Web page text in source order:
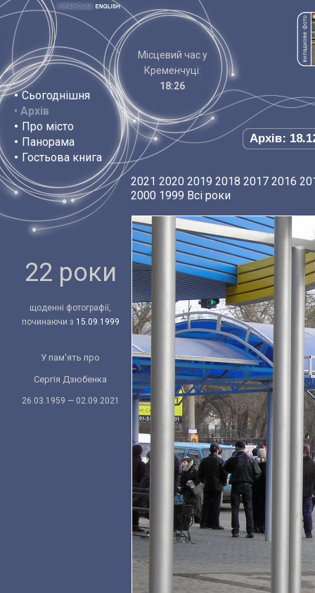
• Сьогоднішня
• Архів
• Про місто
• Панорама
• Гостьова книга
Місцевий час у
Кременчуці:
18:26
Архів:
22 роки
щоденні фотографії,
починаючи з 15.09.1999
У пам'ять про
Сергія Дзюбенка
26.03.1959 — 02.09.2021
2021 2020 2019 2018 2017 2016
2000 1999 Всі роки